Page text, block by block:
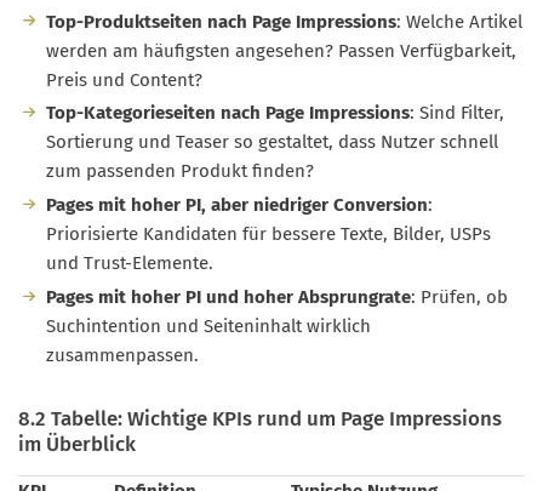
Top-Produktseiten nach Page Impressions: Welche Artikel
werden am häufigsten angesehen? Passen Verfügbarkeit,
Preis und Content?
Top-Kategorieseiten nach Page Impressions: Sind Filter,
Sortierung und Teaser so gestaltet, dass Nutzer schnell
zum passenden Produkt finden?
Pages mit hoher PI, aber niedriger Conversion:
Priorisierte Kandidaten für bessere Texte, Bilder, USPs
und Trust-Elemente.
Pages mit hoher PI und hoher Absprungrate: Prüfen, ob
Suchintention und Seiteninhalt wirklich
zusammenpassen.
8.2 Tabelle: Wichtige KPIs rund um Page Impressions
im Überblick